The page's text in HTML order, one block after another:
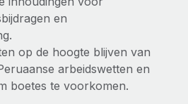
en
op de hoogte blijven van
arbeidswetten en
boetes te voorkomen.